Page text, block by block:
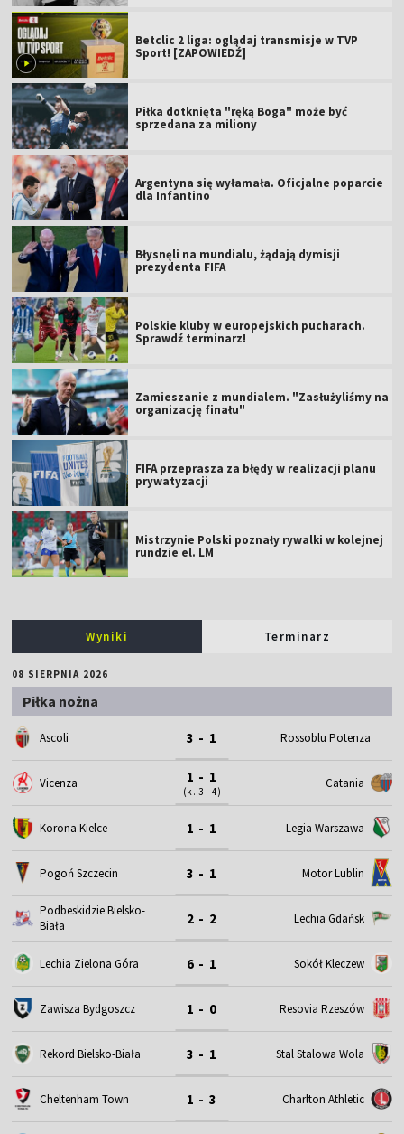
Betclic 2 liga: oglądaj transmisje w TVP
Sport! [ZAPOWIEDŹ]
Piłka dotknięta "ręką Boga" może być
sprzedana za miliony
Argentyna się wyłamała. Oficjalne poparcie
dla Infantino
Błysnęli na mundialu, żądają dymisji
prezydenta FIFA
Polskie kluby w europejskich pucharach.
Sprawdź terminarz!
Zamieszanie z mundialem. "Zasłużyliśmy na
organizację finału"
FIFA przeprasza za błędy w realizacji planu
prywatyzacji
Mistrzynie Polski poznały rywalki w kolejnej
rundzie el. LM
Wyniki Terminarz
08 SIERPNIA 2026
Piłka nożna
Ascoli 3 - 1 Rossoblu Potenza
Vicenza 1 - 1
(k. 3 - 4)
Catania
Korona Kielce 1 - 1 Legia Warszawa
Pogoń Szczecin 3 - 1 Motor Lublin
Podbeskidzie Bielsko-
Biała
2 - 2 Lechia Gdańsk
Lechia Zielona Góra 6 - 1 Sokół Kleczew
Zawisza Bydgoszcz 1 - 0 Resovia Rzeszów
Rekord Bielsko-Biała 3 - 1 Stal Stalowa Wola
Cheltenham Town 1 - 3 Charlton Athletic